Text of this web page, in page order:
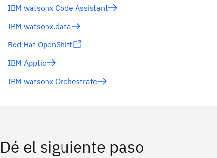
IBM watsonx Code Assistant
IBM watsonx.data
Red Hat OpenShift
IBM Apptio
IBM watsonx Orchestrate
Dé el siguiente paso